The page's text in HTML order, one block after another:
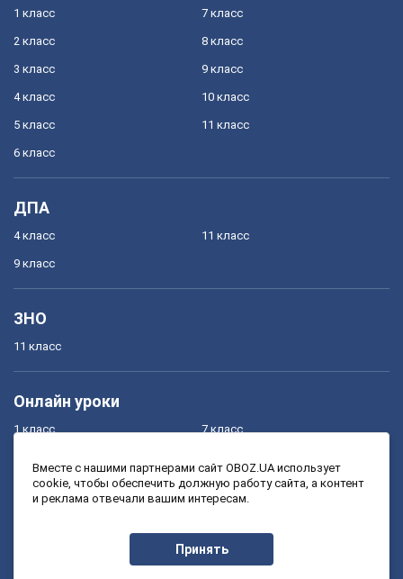
1 класс
2 класс
3 класс
4 класс
5 класс
6 класс
7 класс
8 класс
9 класс
10 класс
11 класс
ДПА
4 класс
9 класс
11 класс
ЗНО
11 класс
Онлайн уроки
1 класс
3 класс
7 класс
9 класс
Вместе с нашими партнерами сайт OBOZ.UA использует
cookie, чтобы обеспечить должную работу сайта, а контент
и реклама отвечали вашим интересам.
Принять